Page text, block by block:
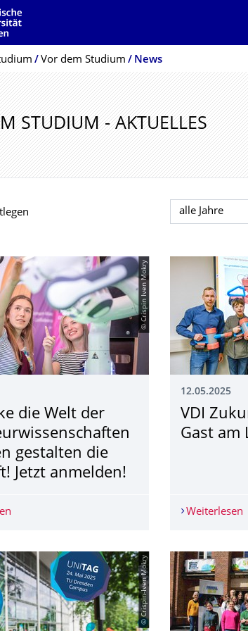
Menü Vor dem Studium News
STUDIUM - AKTUELLES
Jahr auswählen
© Crispin Iven Mokry
die Welt der
gestalten die
Jetzt anmelden!
Entdecke die Welt der Ingenieurwissenschaften
12.05.2025
VDI
Gast am
Weiterlesen
© Crispin-Iven Mokry